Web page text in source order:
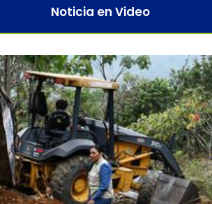
Noticia en Video